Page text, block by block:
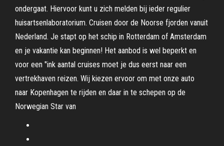
ondergaat. Hiervoor kunt u zich melden bij ieder regulier
huisartsenlaboratorium. Cruisen door de Noorse fjorden vanuit
Nederland. Je stapt op het schip in Rotterdam of Amsterdam
en je vakantie kan beginnen! Het aanbod is wel beperkt en
voor een "ink aantal cruises moet je dus eerst naar een
vertrekhaven reizen. Wij kiezen ervoor om met onze auto
naar Kopenhagen te rijden en daar in te schepen op de
Norwegian Star van